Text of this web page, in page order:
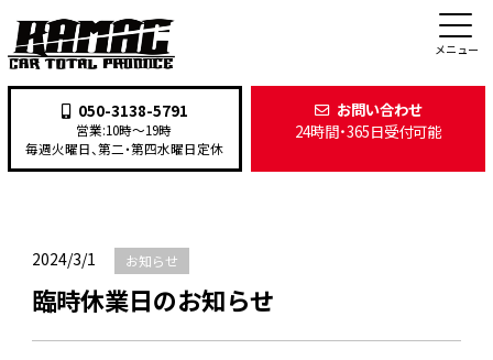
メニュー
050-3138-5791
営業:10時〜19時
毎週火曜日、第二・第四水曜日定休
お問い合わせ
24時間・365日受付可能
TOP 新着情報>お知らせ>臨時休業日のお知らせ
2024/3/1 お知らせ
臨時休業日のお知らせ